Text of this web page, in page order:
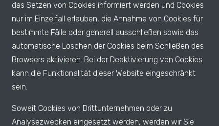
das Setzen von Cookies informiert werden und Cookies
nur im Einzelfall erlauben, die Annahme von Cookies für
bestimmte Fälle oder generell ausschließen sowie das
automatische Löschen der Cookies beim Schließen des
Browsers aktivieren. Bei der Deaktivierung von Cookies
kann die Funktionalität dieser Website eingeschränkt
sein.
Soweit Cookies von Drittunternehmen oder zu
Analysezwecken eingesetzt werden, werden wir Sie